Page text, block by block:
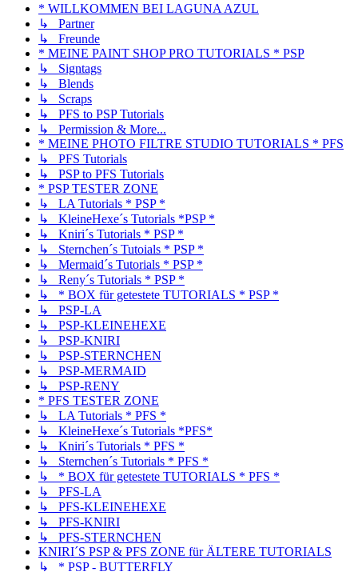
* WILLKOMMEN BEI LAGUNA AZUL
↳ Partner
↳ Freunde
* MEINE PAINT SHOP PRO TUTORIALS * PSP
↳ Signtags
↳ Blends
↳ Scraps
↳ PFS to PSP Tutorials
↳ Permission & More...
* MEINE PHOTO FILTRE STUDIO TUTORIALS * PFS
↳ PFS Tutorials
↳ PSP to PFS Tutorials
* PSP TESTER ZONE
↳ LA Tutorials * PSP *
↳ KleineHexe´s Tutorials *PSP *
↳ Kniri´s Tutorials * PSP *
↳ Sternchen´s Tutoials * PSP *
↳ Mermaid´s Tutorials * PSP *
↳ Reny´s Tutorials * PSP *
↳ * BOX für getestete TUTORIALS * PSP *
↳ PSP-LA
↳ PSP-KLEINEHEXE
↳ PSP-KNIRI
↳ PSP-STERNCHEN
↳ PSP-MERMAID
↳ PSP-RENY
* PFS TESTER ZONE
↳ LA Tutorials * PFS *
↳ KleineHexe´s Tutorials *PFS*
↳ Kniri´s Tutorials * PFS *
↳ Sternchen´s Tutorials * PFS *
↳ * BOX für getestete TUTORIALS * PFS *
↳ PFS-LA
↳ PFS-KLEINEHEXE
↳ PFS-KNIRI
↳ PFS-STERNCHEN
KNIRI´S PSP & PFS ZONE für ÄLTERE TUTORIALS
↳ * PSP - BUTTERFLY